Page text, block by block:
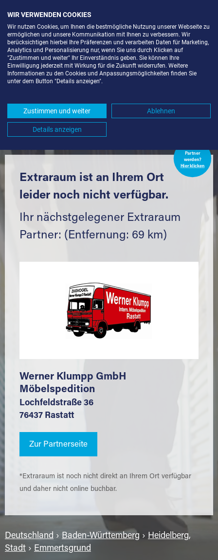
LAGERRAUM MIETEN IN
(69126) UND UMGEBUNG *
Komfortabel einlagern mit Extraraum
Partner
werden?
Hier klicken
Extraraum ist an Ihrem Ort
leider noch nicht verfügbar.
Ihr nächstgelegener Extraraum
Partner: (Entfernung: 69 km)
Werner Klumpp GmbH
Möbelspedition
Lochfeldstraße 36
76437 Rastatt
Zur Partnerseite
*Extraraum ist noch nicht direkt an Ihrem Ort verfügbar
und daher nicht online buchbar.
Deutschland › Baden-Württemberg › Heidelberg,
Stadt › Emmertsgrund
WIR VERWENDEN COOKIES
Wir nutzen Cookies, um Ihnen die bestmögliche Nutzung unserer Webseite zu
ermöglichen und unsere Kommunikation mit Ihnen zu verbessern. Wir
berücksichtigen hierbei Ihre Präferenzen und verarbeiten Daten für Marketing,
Analytics und Personalisierung nur, wenn Sie uns durch Klicken auf
"Zustimmen und weiter" Ihr Einverständnis geben. Sie können Ihre
Einwilligung jederzeit mit Wirkung für die Zukunft widerrufen. Weitere
Informationen zu den Cookies und Anpassungsmöglichkeiten finden Sie
unter dem Button "Details anzeigen".
Zustimmen und weiter Ablehnen
Details anzeigen